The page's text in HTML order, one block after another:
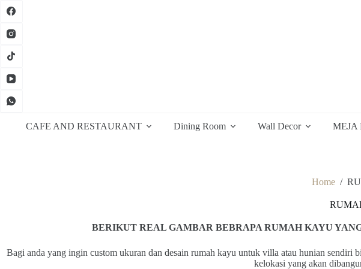
Skip
CAFE AND RESTAURANT Dining Room Wall Decor MEJA
Home /
BERIKUT REAL GAMBAR BEBRAPA RUMAH KAYU
Bagi anda yang ingin custom ukuran dan desain rumah kayu untuk villa atau hunian sendiri
kelokasi yang akan